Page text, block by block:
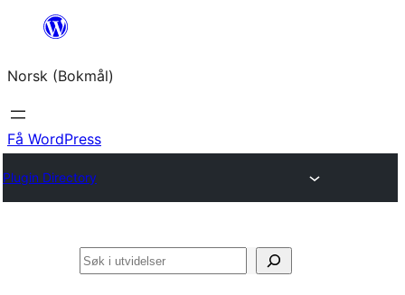
Hopp
innhold
Norsk (Bokmål)
Få WordPress
Plugin Directory
Søk